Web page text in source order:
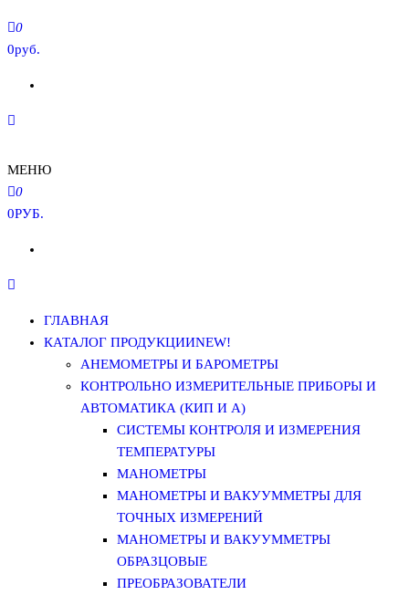
0
0руб.
МЕНЮ
0
0РУБ.
ГЛАВНАЯ
КАТАЛОГ ПРОДУКЦИИNEW!
АНЕМОМЕТРЫ И БАРОМЕТРЫ
КОНТРОЛЬНО ИЗМЕРИТЕЛЬНЫЕ ПРИБОРЫ И
АВТОМАТИКА (КИП И А)
СИСТЕМЫ КОНТРОЛЯ И ИЗМЕРЕНИЯ
ТЕМПЕРАТУРЫ
МАНОМЕТРЫ
МАНОМЕТРЫ И ВАКУУММЕТРЫ ДЛЯ
ТОЧНЫХ ИЗМЕРЕНИЙ
МАНОМЕТРЫ И ВАКУУММЕТРЫ
ОБРАЗЦОВЫЕ
ПРЕОБРАЗОВАТЕЛИ